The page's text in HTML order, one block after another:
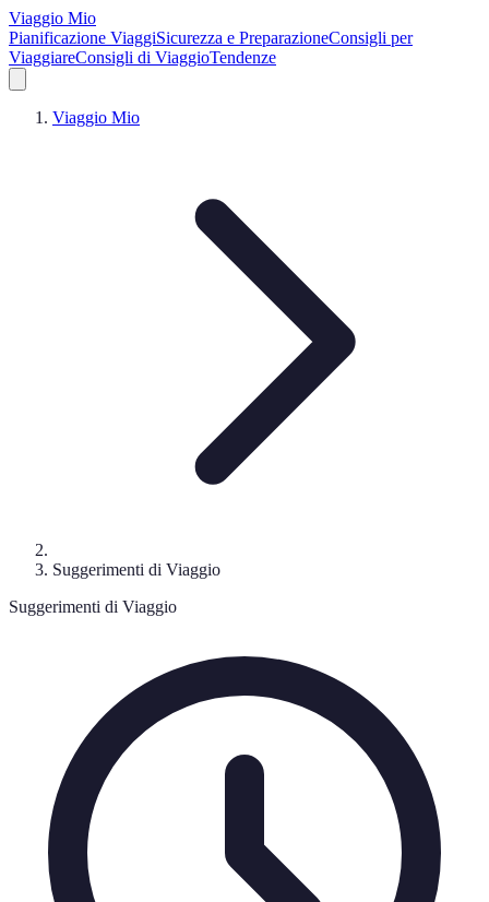
Viaggio Mio
Pianificazione ViaggiSicurezza e PreparazioneConsigli per
ViaggiareConsigli di ViaggioTendenze
Viaggio Mio
Suggerimenti di Viaggio
Suggerimenti di Viaggio